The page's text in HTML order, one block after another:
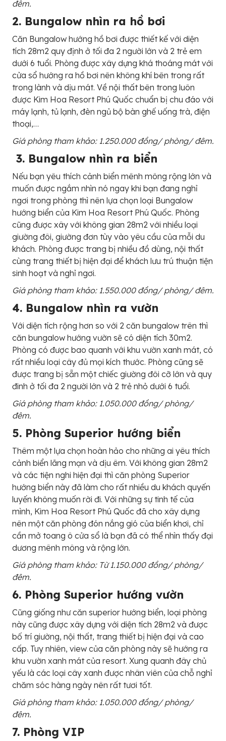
đêm.
2. Bungalow nhìn ra hồ bơi
Căn Bungalow hướng hồ bơi được thiết kế với diện
tích 28m2 quy định ở tối đa 2 người lớn và 2 trẻ em
dưới 6 tuổi. Phòng được xây dựng khá thoáng mát với
cửa sổ hướng ra hồ bơi nên không khí bên trong rất
trong lành và dịu mát. Về nội thất bên trong luôn
được Kim Hoa Resort Phú Quốc chuẩn bị chu đáo với
máy lạnh, tủ lạnh, đèn ngủ bộ bàn ghế uống trà, điện
thoại,…
Giá phòng tham khảo: 1.250.000 đồng/ phòng/ đêm.
3. Bungalow nhìn ra biển
Nếu bạn yêu thích cảnh biển mênh mông rộng lớn và
muốn được ngắm nhìn nó ngay khi bạn đang nghỉ
ngơi trong phòng thì nên lựa chọn loại Bungalow
hướng biển của Kim Hoa Resort Phú Quốc. Phòng
cũng được xây với không gian 28m2 với nhiều loại
giường đôi, giường đơn tùy vào yêu cầu của mỗi du
khách. Phòng được trang bị nhiều đồ dùng, nội thất
cùng trang thiết bị hiện đại để khách lưu trú thuận tiện
sinh hoạt và nghỉ ngơi.
Giá phòng tham khảo: 1.550.000 đồng/ phòng/ đêm.
4. Bungalow nhìn ra vườn
Với diện tích rộng hơn so với 2 căn bungalow trên thì
căn bungalow hướng vườn sẽ có diện tích 30m2.
Phòng có được bao quanh với khu vườn xanh mát, có
rất nhiều loại cây đủ mọi kích thước. Phòng cũng sẽ
được trang bị sẵn một chiếc giường đôi cỡ lớn và quy
đinh ở tối đa 2 người lớn và 2 trẻ nhỏ dưới 6 tuổi.
Giá phòng tham khảo: 1.050.000 đồng/ phòng/
đêm.
5. Phòng Superior hướng biển
Thêm một lựa chọn hoàn hảo cho những ai yêu thích
cảnh biển lãng mạn và dịu êm. Với không gian 28m2
và các tiện nghi hiện đại thì căn phòng Superior
hướng biển này đã làm cho rất nhiều du khách quyến
luyến không muốn rời đi. Với những sự tinh tế của
mình, Kim Hoa Resort Phú Quốc đã cho xây dựng
nên một căn phòng đón nắng gió của biển khơi, chỉ
cần mở toang ô cửa sổ là bạn đã có thể nhìn thấy đại
dương mênh mông và rộng lớn.
Giá phòng tham khảo: Từ 1.150.000 đồng/ phòng/
đêm.
6. Phòng Superior hướng vườn
Cũng giống như căn superior hướng biển, loại phòng
này cũng được xây dựng với diện tích 28m2 và được
bố trí giường, nội thất, trang thiết bị hiện đại và cao
cấp. Tuy nhiên, view của căn phòng này sẽ hướng ra
khu vườn xanh mát của resort. Xung quanh đây chủ
yếu là các loại cây xanh được nhân viên của chỗ nghỉ
chăm sóc hàng ngày nên rất tươi tốt.
Giá phòng tham khảo: 1.050.000 đồng/ phòng/
đêm.
7. Phòng VIP